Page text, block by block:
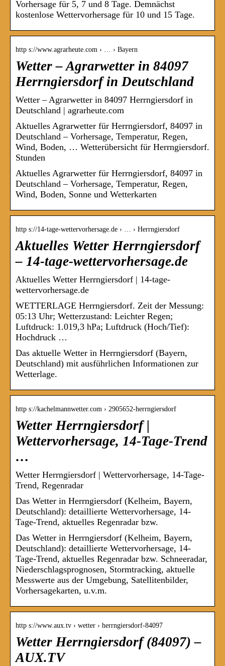
Vorhersage für 5, 7 und 8 Tage. Demnächst
kostenlose Wettervorhersage für 10 und 15 Tage.
http s://www.agrarheute.com › … › Bayern
Wetter – Agrarwetter in 84097
Herrngiersdorf in Deutschland
Wetter – Agrarwetter in 84097 Herrngiersdorf in
Deutschland | agrarheute.com
Aktuelles Agrarwetter für Herrngiersdorf, 84097 in
Deutschland – Vorhersage, Temperatur, Regen,
Wind, Boden, … Wetterübersicht für Herrngiersdorf.
Stunden
Aktuelles Agrarwetter für Herrngiersdorf, 84097 in
Deutschland – Vorhersage, Temperatur, Regen,
Wind, Boden, Sonne und Wetterkarten
http s://14-tage-wettervorhersage.de › … › Herrngiersdorf
Aktuelles Wetter Herrngiersdorf
– 14-tage-wettervorhersage.de
Aktuelles Wetter Herrngiersdorf | 14-tage-
wettervorhersage.de
WETTERLAGE Herrngiersdorf. Zeit der Messung:
05:13 Uhr; Wetterzustand: Leichter Regen;
Luftdruck: 1.019,3 hPa; Luftdruck (Hoch/Tief):
Hochdruck …
Das aktuelle Wetter in Herrngiersdorf (Bayern,
Deutschland) mit ausführlichen Informationen zur
Wetterlage.
http s://kachelmannwetter.com › 2905652-herrngiersdorf
Wetter Herrngiersdorf |
Wettervorhersage, 14-Tage-Trend
…
Wetter Herrngiersdorf | Wettervorhersage, 14-Tage-
Trend, Regenradar
Das Wetter in Herrngiersdorf (Kelheim, Bayern,
Deutschland): detaillierte Wettervorhersage, 14-
Tage-Trend, aktuelles Regenradar bzw.
Das Wetter in Herrngiersdorf (Kelheim, Bayern,
Deutschland): detaillierte Wettervorhersage, 14-
Tage-Trend, aktuelles Regenradar bzw. Schneeradar,
Niederschlagsprognosen, Stormtracking, aktuelle
Messwerte aus der Umgebung, Satellitenbilder,
Vorhersagekarten, u.v.m.
http s://www.aux.tv › wetter › herrngiersdorf-84097
Wetter Herrngiersdorf (84097) –
AUX.TV